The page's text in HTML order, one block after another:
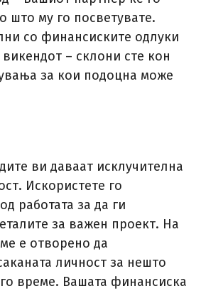
што му го посветувате.
со финансиските одлуки
– склони сте кон
за кои подоцна може
ви даваат исклучителна
Искористете го
работата за да ги
за важен проект. На
е отворено да
личност за нешто
време. Вашата финансиска